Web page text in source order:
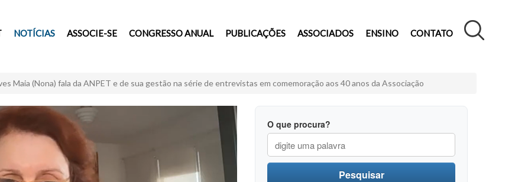
NOTÍCIAS ASSOCIE-SE CONGRESSO ANUAL PUBLICAÇÕES ASSOCIADOS ENSINO CONTATO
Maia (Nona) fala da ANPET e de sua gestão na série de entrevistas em comemoração aos 40 anos da Associação
O que procura?
Pesquisar